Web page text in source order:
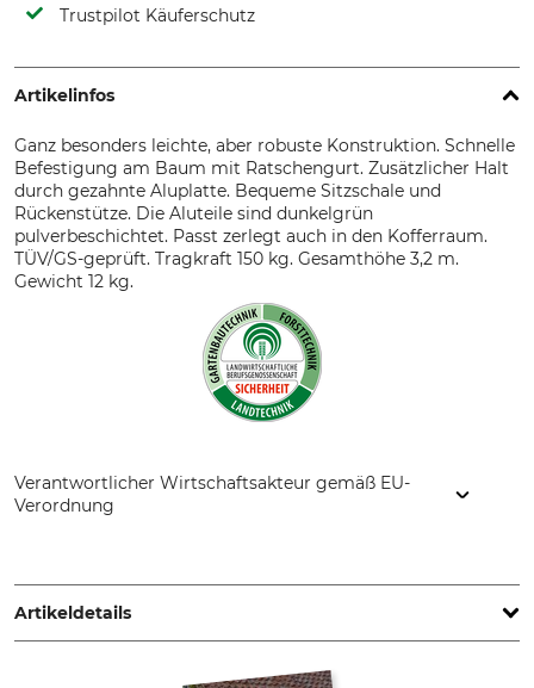
Trustpilot Käuferschutz
Artikelinfos
Ganz besonders leichte, aber robuste Konstruktion. Schnelle
Befestigung am Baum mit Ratschengurt. Zusätzlicher Halt
durch gezahnte Aluplatte. Bequeme Sitzschale und
Rückenstütze. Die Aluteile sind dunkelgrün
pulverbeschichtet. Passt zerlegt auch in den Kofferraum.
TÜV/GS-geprüft. Tragkraft 150 kg. Gesamthöhe 3,2 m.
Gewicht 12 kg.
Verantwortlicher Wirtschaftsakteur gemäß EU-
Verordnung
Germany, www.knobloch-jagd.de
Artikeldetails
Produkttyp